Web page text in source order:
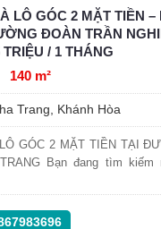
LÔ GÓC 2 MẶT TIỀN –
ĐOÀN TRẦN
/ 1 THÁNG
140 m²
Trang, Khánh Hòa
GÓC 2 MẶT TIỀN TẠI
Bạn đang tìm